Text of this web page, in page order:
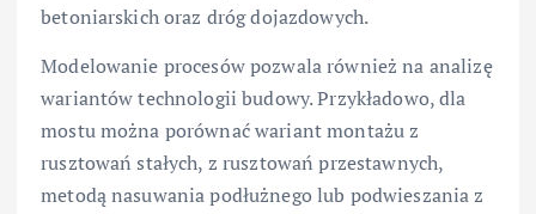
betoniarskich oraz dróg dojazdowych.
Modelowanie procesów pozwala również na analizę
wariantów technologii budowy. Przykładowo, dla
mostu można porównać wariant montażu z
rusztowań stałych, z rusztowań przestawnych,
metodą nasuwania podłużnego lub podwieszania z